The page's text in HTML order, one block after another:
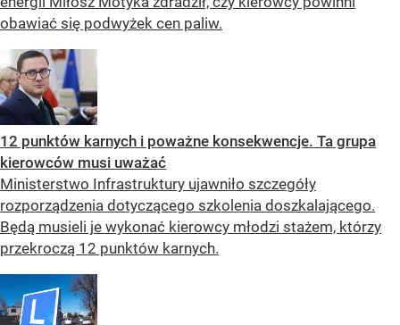
obawiać się podwyżek cen paliw.
12 punktów karnych i poważne konsekwencje. Ta grupa
kierowców musi uważać
Ministerstwo Infrastruktury ujawniło szczegóły
rozporządzenia dotyczącego szkolenia doszkalającego.
Będą musieli je wykonać kierowcy młodzi stażem, którzy
przekroczą 12 punktów karnych.